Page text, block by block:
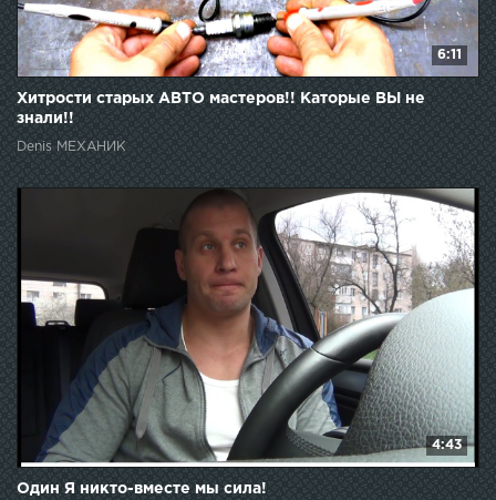
6:11
Хитрости старых АВТО мастеров!! Каторые ВЫ не
знали!!
Denis МЕХАНИК
4:43
Один Я никто-вместе мы сила!